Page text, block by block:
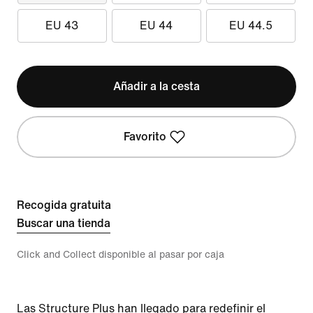
EU 43 EU 44 EU 44.5
Añadir a la cesta
Favorito
Recogida gratuita
Buscar una tienda
Click and Collect disponible al pasar por caja
Las Structure Plus han llegado para redefinir el